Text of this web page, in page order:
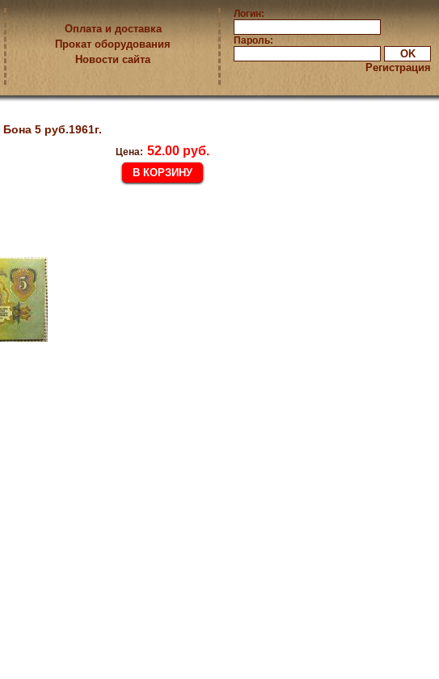
Оплата и доставка
Прокат оборудования
Новости сайта
Логин:
Пароль:
Регистрация
Бона 5 руб.1961г.
Цена: 52.00 руб.